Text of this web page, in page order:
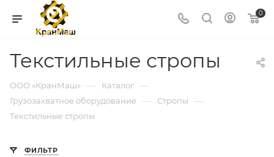
0
Текстильные стропы
ООО «КранМаш» — Каталог —
Грузозахватное оборудование — Стропы —
Текстильные стропы
ФИЛЬТР